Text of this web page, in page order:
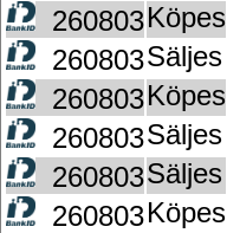
260803Köpes
260803Säljes
260803Köpes
260803Säljes
260803Säljes
260803Köpes